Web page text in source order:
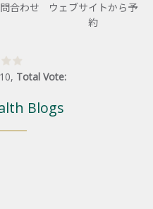
合わせ
ウェブサイトから予
約
10, Total Vote:
Blogs